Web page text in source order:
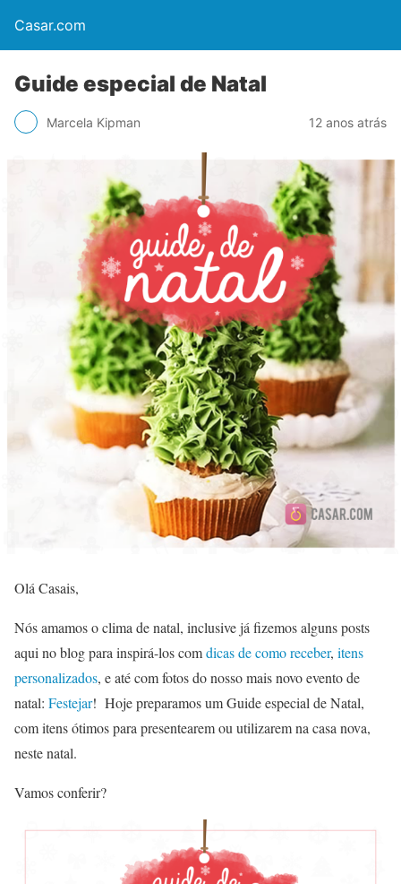
Casar.com
Guide especial de Natal
Marcela Kipman 12 anos atrás
Olá Casais,
Nós amamos o clima de natal, inclusive já fizemos alguns posts
aqui no blog para inspirá-los comdicas de como receber, itens
personalizados, e até com fotos do nosso mais novo evento de
natal: Festejar! Hoje preparamos um Guide especial de Natal,
com itens ótimos para presentearem ou utilizarem na casa nova,
neste natal.
Vamos conferir?